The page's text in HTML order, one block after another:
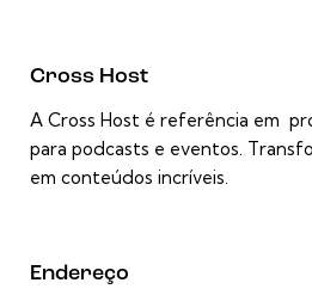
Cross Host
A Cross Host é referência em
para podcasts e eventos.
em conteúdos incríveis.
Endereço